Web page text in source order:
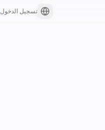
تسجيل الدخول